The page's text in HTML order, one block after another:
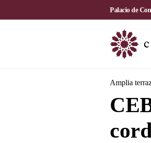
Palacio de
Amplia